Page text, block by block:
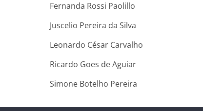
Fernanda Rossi Paolillo
Juscelio Pereira da Silva
Leonardo César Carvalho
Ricardo Goes de Aguiar
Simone Botelho Pereira